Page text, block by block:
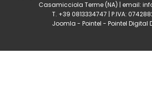
Casamicciola Terme(NA) | email:
T. +39 0813334747 | P.IVA:
Joomla - Pointel - Pointel Digital